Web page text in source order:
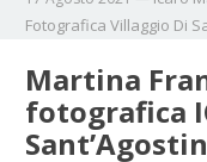
Fotografica Villaggio Di
Martina
fotografica